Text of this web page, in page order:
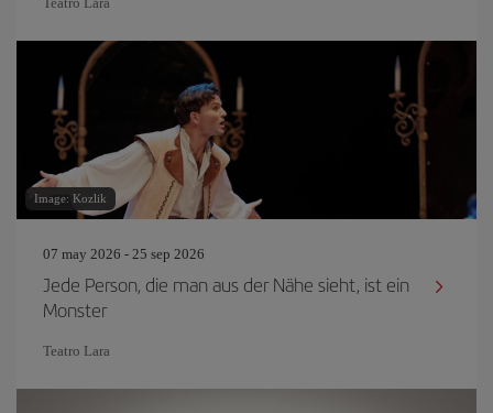
Image: Kozlik
07 may 2026 - 25 sep 2026
Jede Person, die man aus der Nähe sieht, ist ein
Monster
Teatro Lara